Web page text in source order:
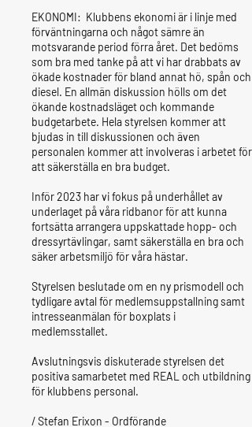
EKONOMI: Klubbens ekonomi är i linje med
förväntningarna och något sämre än
motsvarande period förra året. Det bedöms
som bra med tanke på att vi har drabbats av
ökade kostnader för bland annat hö, spån och
diesel. En allmän diskussion hölls om det
ökande kostnadsläget och kommande
budgetarbete. Hela styrelsen kommer att
bjudas in till diskussionen och även
personalen kommer att involveras i arbetet för
att säkerställa en bra budget.
Inför 2023 har vi fokus på underhållet av
underlaget på våra ridbanor för att kunna
fortsätta arrangera uppskattade hopp- och
dressyrtävlingar, samt säkerställa en bra och
säker arbetsmiljö för våra hästar.
Styrelsen beslutade om en ny prismodell och
tydligare avtal för medlemsuppstallning samt
intresseanmälan för boxplats i
medlemsstallet.
Avslutningsvis diskuterade styrelsen det
positiva samarbetet med REAL och utbildning
för klubbens personal.
/ Stefan Erixon - Ordförande